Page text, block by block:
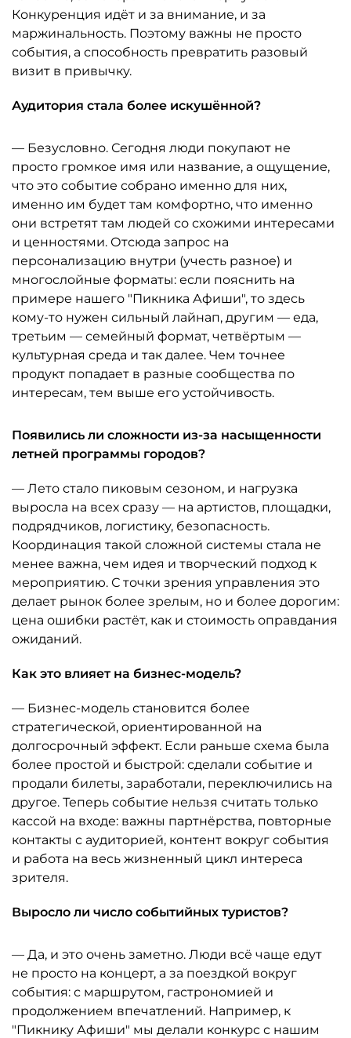
Конкуренция идёт и за внимание, и за
маржинальность. Поэтому важны не просто
события, а способность превратить разовый
визит в привычку.
Аудитория стала более искушённой?
— Безусловно. Сегодня люди покупают не
просто громкое имя или название, а ощущение,
что это событие собрано именно для них,
именно им будет там комфортно, что именно
они встретят там людей со схожими интересами
и ценностями. Отсюда запрос на
персонализацию внутри (учесть разное) и
многослойные форматы: если пояснить на
примере нашего "Пикника Афиши", то здесь
кому-то нужен сильный лайнап, другим — еда,
третьим — семейный формат, четвёртым —
культурная среда и так далее. Чем точнее
продукт попадает в разные сообщества по
интересам, тем выше его устойчивость.
Появились ли сложности из-за насыщенности
летней программы городов?
— Лето стало пиковым сезоном, и нагрузка
выросла на всех сразу — на артистов, площадки,
подрядчиков, логистику, безопасность.
Координация такой сложной системы стала не
менее важна, чем идея и творческий подход к
мероприятию. С точки зрения управления это
делает рынок более зрелым, но и более дорогим:
цена ошибки растёт, как и стоимость оправдания
ожиданий.
Как это влияет на бизнес-модель?
— Бизнес-модель становится более
стратегической, ориентированной на
долгосрочный эффект. Если раньше схема была
более простой и быстрой: сделали событие и
продали билеты, заработали, переключились на
другое. Теперь событие нельзя считать только
кассой на входе: важны партнёрства, повторные
контакты с аудиторией, контент вокруг события
и работа на весь жизненный цикл интереса
зрителя.
Выросло ли число событийных туристов?
— Да, и это очень заметно. Люди всё чаще едут
не просто на концерт, а за поездкой вокруг
события: с маршрутом, гастрономией и
продолжением впечатлений. Например, к
"Пикнику Афиши" мы делали конкурс с нашим